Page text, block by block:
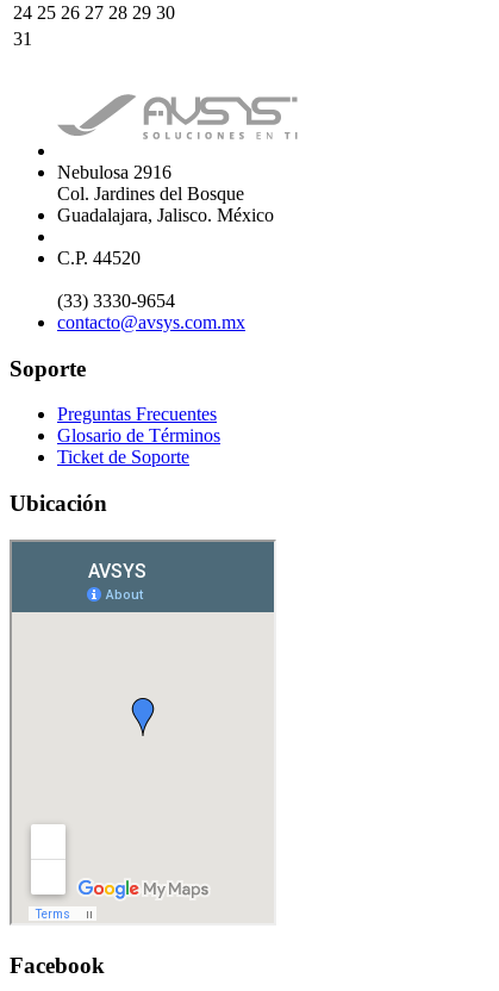
24 25 26 27 28 29 30
31
Nebulosa 2916
Col. Jardines del Bosque
Guadalajara, Jalisco. México
C.P. 44520
(33) 3330-9654
contacto@avsys.com.mx
Soporte
Preguntas Frecuentes
Glosario de Términos
Ticket de Soporte
Ubicación
Facebook